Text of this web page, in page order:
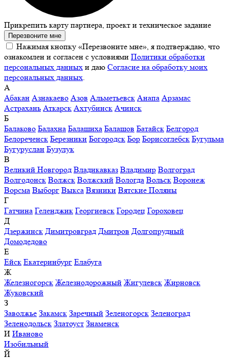
Прикрепить карту партнера, проект и техническое задание
Перезвоните мне
Нажимая кнопку «Перезвоните мне», я подтверждаю, что
ознакомлен и согласен с условиями Политики обработки
персональных данных и даю Согласие на обработку моих
персональных данных
А
Абакан Азнакаево Азов Альметьевск Анапа Арзамас
Астрахань Аткарск Ахтубинск Ачинск
Б
Балаково Балахна Балашиха Балашов Батайск Белгород
Белореченск Березники Богородск Бор Борисоглебск Бугульма
Бугуруслан Бузулук
В
Великий Новгород Владикавказ Владимир Волгоград
Волгодонск Волжск Волжский Вологда Вольск Воронеж
Ворсма Выборг Выкса Вязники Вятские Поляны
Г
Гатчина Геленджик Георгиевск Городец Гороховец
Д
Дзержинск Димитровград Дмитров Долгопрудный
Домодедово
Е
Ейск Екатеринбург Елабуга
Ж
Железногорск Железнодорожный Жигулевск Жирновск
Жуковский
З
Заволжье Закамск Заречный Зеленогорск Зеленоград
Зеленодольск Златоуст Знаменск
И Иваново
Изобильный
Й